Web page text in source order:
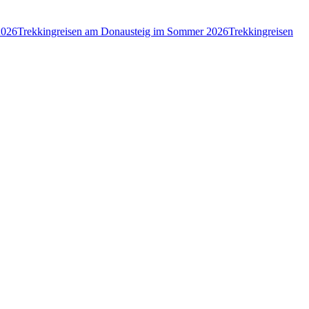
Trekkingreisen am Donausteig im Sommer 2026Trekkingreisen